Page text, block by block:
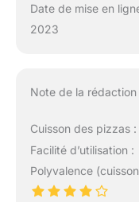
Date de mise en
2023
Note de la
Cuisson des pizzas :
Facilité d’utilisation :
Polyvalence